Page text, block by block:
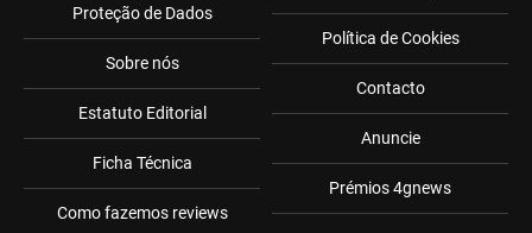
Proteção de Dados
Sobre nós
Estatuto Editorial
Ficha Técnica
Como fazemos reviews
Política de Cookies
Contacto
Anuncie
Prémios 4gnews